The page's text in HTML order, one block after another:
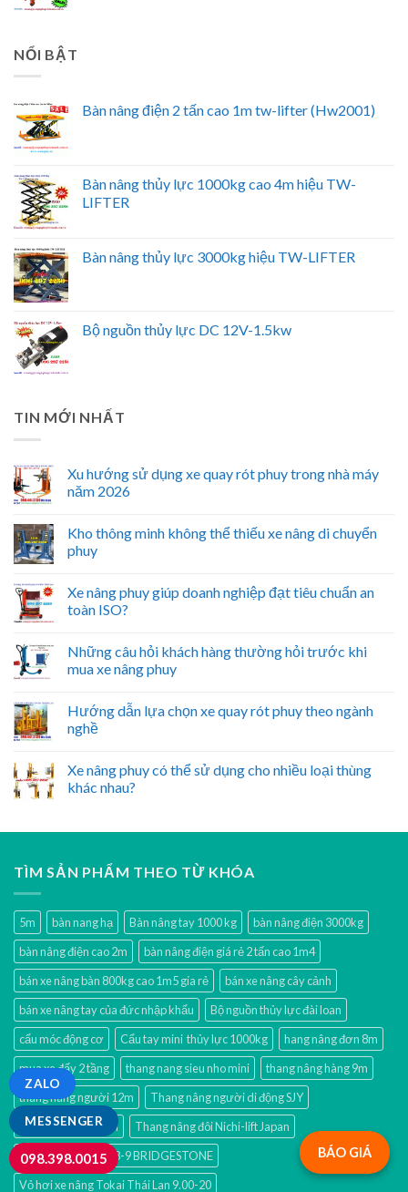
MESSENGER
ZALO
098.398.0015
NỔI BẬT
Bàn nâng điện 2 tấn cao 1m tw-lifter (Hw2001)
Bàn nâng thủy lực 1000kg cao 4m hiệu TW-
LIFTER
Bàn nâng thủy lực 3000kg hiệu TW-LIFTER
Bộ nguồn thủy lực DC 12V-1.5kw
TIN MỚI NHẤT
Xu hướng sử dụng xe quay rót phuy trong nhà máy
năm 2026
Kho thông minh không thể thiếu xe nâng di chuyển
phuy
Xe nâng phuy giúp doanh nghiệp đạt tiêu chuẩn an
toàn ISO?
Những câu hỏi khách hàng thường hỏi trước khi
mua xe nâng phuy
Hướng dẫn lựa chọn xe quay rót phuy theo ngành
nghề
Xe nâng phuy có thể sử dụng cho nhiều loại thùng
khác nhau?
TÌM SẢN PHẨM THEO TỪ KHÓA
5m bàn nang hạ Bàn nâng tay 1000 kg
bàn nâng điện 3000kg
bàn nâng điện cao 2m
bàn nâng điện giá rẻ 2 tấn cao 1m4
bán xe nâng bàn 800kg cao 1m5 gía rẻ
bán xe nâng cây cảnh
bán xe nâng tay của đức nhập khẩu
Bộ nguồn thủy lực đài loan
cẩu móc động cơ
Cẩu tay mini thủy lực 1000kg
hang nâng đơn 8m
mua xe đẩy 2 tầng
thang nang sieu nho mini
thang nâng hàng 9m
thang nâng người 12m
Thang nâng người di động SJY
thang nâng nhật 9m
Thang nâng đôi Nichi-lift Japan
Vỏ hơi xe nâng 21x8-9 BRIDGESTONE
Vỏ hơi xe nâng Tokai Thái Lan 9.00-20
BÁO GIÁ